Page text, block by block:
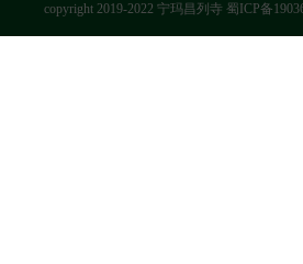
copyright 2019-2022 宁玛昌列寺 蜀ICP备